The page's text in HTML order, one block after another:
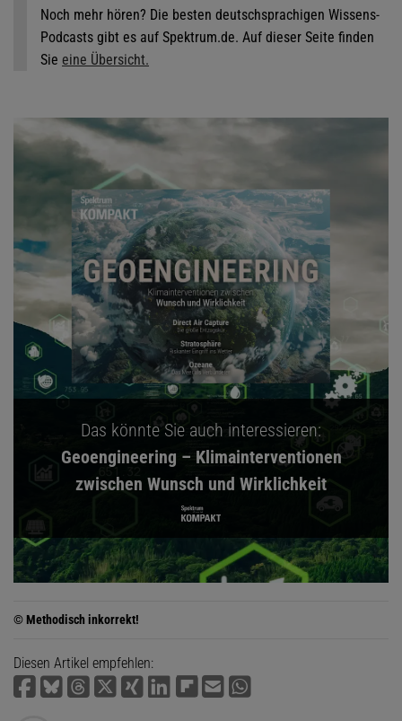
Noch mehr hören? Die besten deutschsprachigen Wissens-
Podcasts gibt es auf Spektrum.de. Auf dieser Seite finden
Sie eine Übersicht.
Das könnte Sie auch interessieren:
Geoengineering – Klimainterventionen
zwischen Wunsch und Wirklichkeit
© Methodisch inkorrekt!
Diesen Artikel empfehlen: